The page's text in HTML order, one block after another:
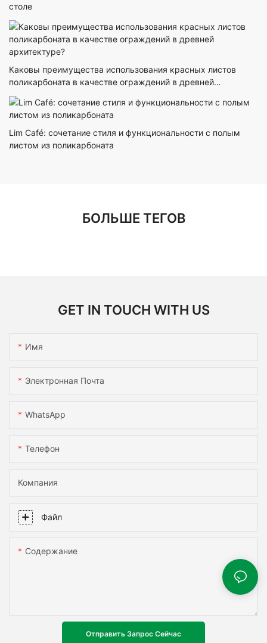
столе
Каковы преимущества использования красных листов
поликарбоната в качестве ограждений в древней
архитектуре?
Lim Café: сочетание стиля и функциональности с полым
листом из поликарбоната
БОЛЬШЕ ТЕГОВ
GET IN TOUCH WITH US
Имя
Электронная Почта
WhatsApp
Телефон
Компания
Файл
Содержание
Отправить Запрос Сейчас